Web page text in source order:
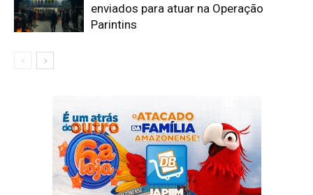
enviados para atuar na Operação
Parintins